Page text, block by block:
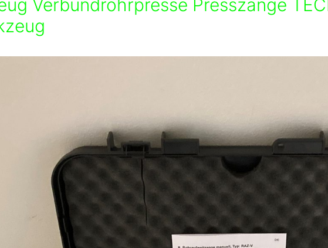
Verbundrohrpresse Presszange